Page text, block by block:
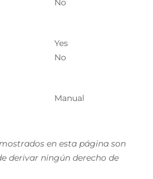
No
Yes
No
Manual
en esta página son
derivar ningún derecho de